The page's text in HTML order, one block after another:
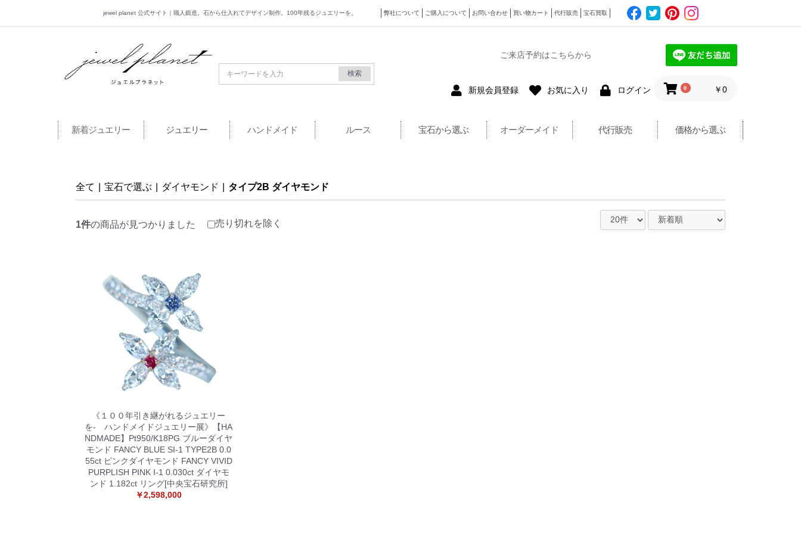
jewel planet 公式サイト｜職人鍛造。石から仕入れてデザイン制作。100年残るジュエリーを。 弊社について ご購入について お問い合わせ 買い物カート 代行販売 宝石買取
jewel planet 公式サイト
検索
ご来店予約はこちらから
新規会員登録 お気に入り ログイン 0 ￥0
新着ジュエリー ジュエリー ハンドメイド ルース 宝石から選ぶ オーダーメイド 代行販売 価格から選ぶ
全て 宝石で選ぶ ダイヤモンド タイプ2B ダイヤモンド
1件の商品が見つかりました 売り切れを除く
《１００年引き継がれるジュエリー
を- ハンドメイドジュエリー展》【HA
NDMADE】Pt950/K18PG ブルーダイヤ
モンド FANCY BLUE SI-1 TYPE2B 0.0
55ct ピンクダイヤモンド FANCY VIVID
PURPLISH PINK I-1 0.030ct ダイヤモ
ンド 1.182ct リング[中央宝石研究所]
￥2,598,000